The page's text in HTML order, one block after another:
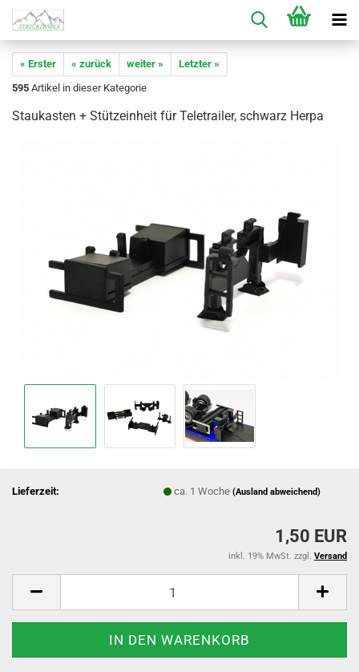
« Erster « zurück weiter »
Letzter »
595 Artikel in dieser Kategorie
Staukasten + Stützeinheit für Teletrailer, schwarz Herpa
Lieferzeit: ca. 1 Woche(Ausland abweichend)
1,50 EUR
inkl. 19% MwSt. zzgl. Versand